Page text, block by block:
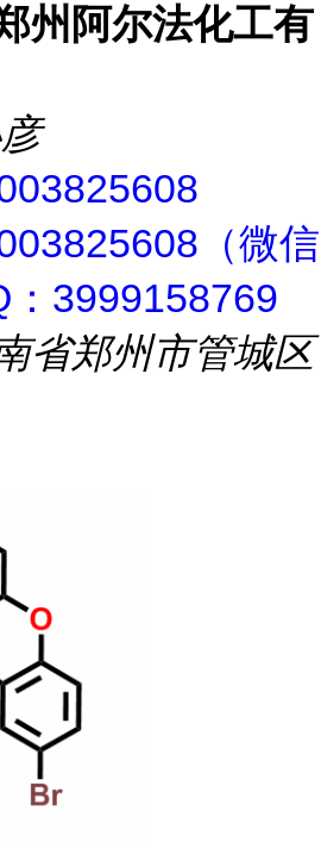
州阿尔法化工有
（微信
：3999158769
省郑州市管城区